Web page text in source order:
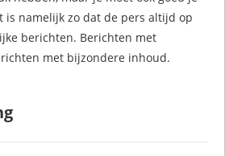
is namelijk zo dat de pers altijd op
berichten. Berichten met
met bijzondere inhoud.